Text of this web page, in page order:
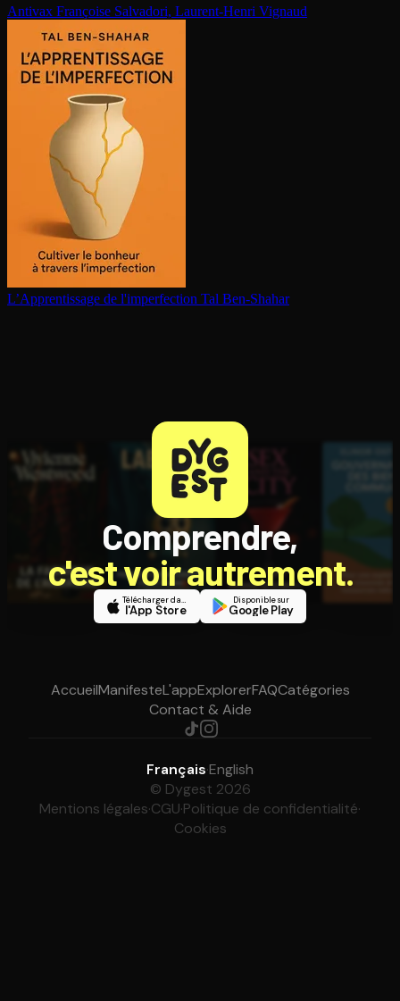
Antivax Françoise Salvadori, Laurent-Henri Vignaud
L’Ap­pren­tis­sage de l'im­per­fec­tion Tal Ben-Shahar
Comprendre,
c'est voir autrement.
Télécharger dans
l'App Store
Disponible sur
Google Play
AccueilManifesteL'appExplorerFAQCatégories
Contact & Aide
Français·English
© Dygest 2026
Mentions légales·CGU·Politique de confidentialité·
Cookies